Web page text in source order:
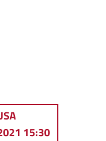
15:30